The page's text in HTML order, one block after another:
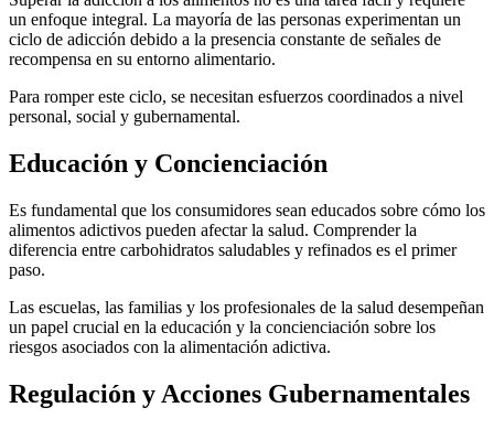
un enfoque integral. La mayoría de las personas experimentan un
ciclo de adicción debido a la presencia constante de señales de
recompensa en su entorno alimentario.
Para romper este ciclo, se necesitan esfuerzos coordinados a nivel
personal, social y gubernamental.
Educación y Concienciación
Es fundamental que los consumidores sean educados sobre cómo los
alimentos adictivos pueden afectar la salud. Comprender la
diferencia entre carbohidratos saludables y refinados es el primer
paso.
Las escuelas, las familias y los profesionales de la salud desempeñan
un papel crucial en la educación y la concienciación sobre los
riesgos asociados con la alimentación adictiva.
Regulación y Acciones Gubernamentales